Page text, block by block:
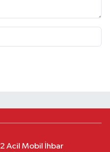
Acil Mobil İhbar